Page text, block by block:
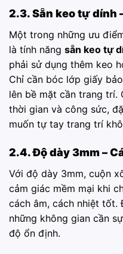
2.3. Sẵn keo tự dính
Một trong những ưu
là tính năng sẵn keo tự
phải sử dụng thêm keo
Chỉ cần bóc lớp giấy
lên bề mặt cần trang trí.
thời gian và công sức,
muốn tự tay trang trí
2.4. Độ dày 3mm –
Với độ dày 3mm, cuộn
cảm giác mềm mại khi
cách âm, cách nhiệt
những không gian cần
độ ổn định.